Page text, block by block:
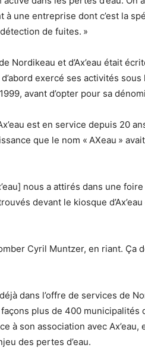
à une entreprise dont c’est la
de fuites. »
Nordikeau et d’Ax’eau était
exercé ses activités
avant d’opter pour sa
est en service depuis 20
que le nom « AXeau »
nous a attirés dans une
devant le kiosque
Cyril Muntzer, en riant. Ça
dans l’offre de services de
plus de 400 municipalités
à son association avec
des pertes d’eau.